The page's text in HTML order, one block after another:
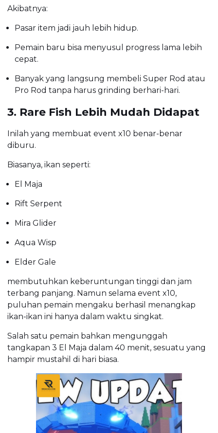
Akibatnya:
Pasar item jadi jauh lebih hidup.
Pemain baru bisa menyusul progress lama lebih
cepat.
Banyak yang langsung membeli Super Rod atau
Pro Rod tanpa harus grinding berhari-hari.
3. Rare Fish Lebih Mudah Didapat
Inilah yang membuat event x10 benar-benar
diburu.
Biasanya, ikan seperti:
El Maja
Rift Serpent
Mira Glider
Aqua Wisp
Elder Gale
membutuhkan keberuntungan tinggi dan jam
terbang panjang. Namun selama event x10,
puluhan pemain mengaku berhasil menangkap
ikan-ikan ini hanya dalam waktu singkat.
Salah satu pemain bahkan mengunggah
tangkapan 3 El Maja dalam 40 menit, sesuatu yang
hampir mustahil di hari biasa.